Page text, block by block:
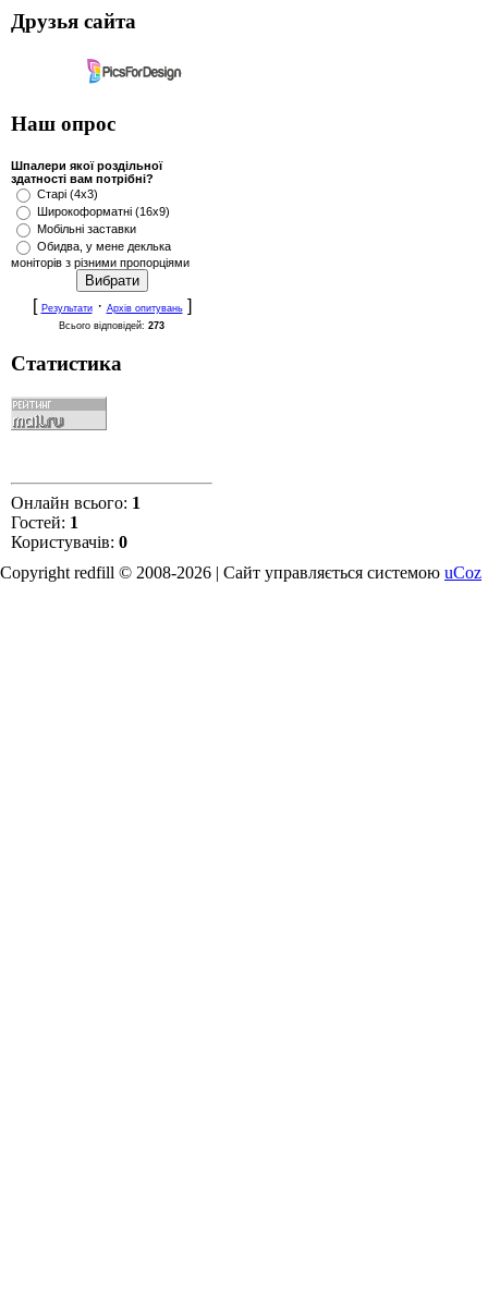
Друзья сайта
Наш опрос
Шпалери якої роздільної
здатності вам потрібні?
Старі (4x3)
Широкоформатні (16x9)
Мобільні заставки
Обидва, у мене деклька
моніторів з різними пропорціями
[ Результати· Архів опитувань]
Всього відповідей: 273
Статистика
Онлайн всього: 1
Гостей: 1
Користувачів: 0
Copyright redfill © 2008-2026 | Сайт управляється системою uCoz